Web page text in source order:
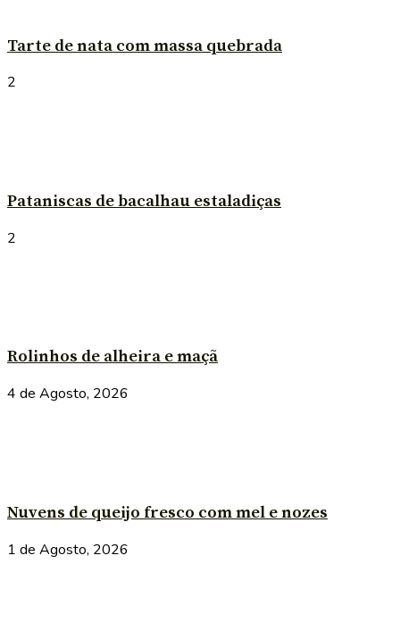
Tarte de nata com massa quebrada
2
Pataniscas de bacalhau estaladiças
2
Rolinhos de alheira e maçã
4 de Agosto, 2026
Nuvens de queijo fresco com mel e nozes
1 de Agosto, 2026